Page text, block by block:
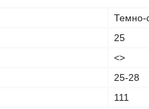
Темно-
25
<>
25-28
111